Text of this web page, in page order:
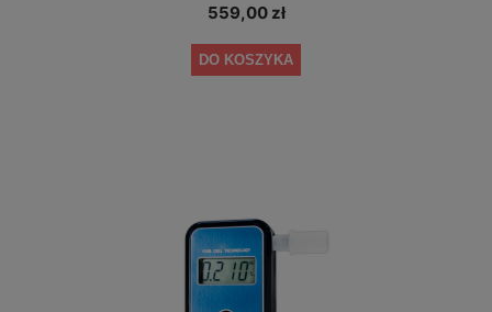
559,00 zł
DO KOSZYKA